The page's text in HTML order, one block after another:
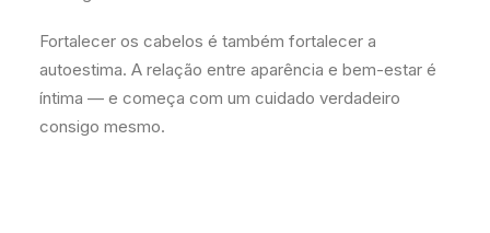
Fortalecer os cabelos é também fortalecer a
autoestima. A relação entre aparência e bem-estar é
íntima — e começa com um cuidado verdadeiro
consigo mesmo.